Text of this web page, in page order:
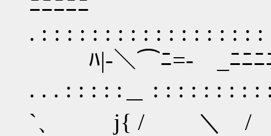
ﾆﾆﾆﾆﾆ
. : : : : : : : : : : :
ﾊ|‐＼⌒ﾆ=- _ﾆﾆﾆﾆ
. . . : : : : :＿ : : :
`、 j{ / ＼ / ⌒7=-